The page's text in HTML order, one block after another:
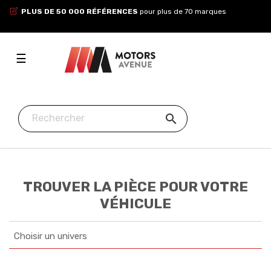
PLUS DE 50 000 RÉFÉRENCES pour plus de 70 marques
Toggle
navigation
☰

TROUVER LA PIÈCE POUR VOTRE
VÉHICULE
Choisir un univers